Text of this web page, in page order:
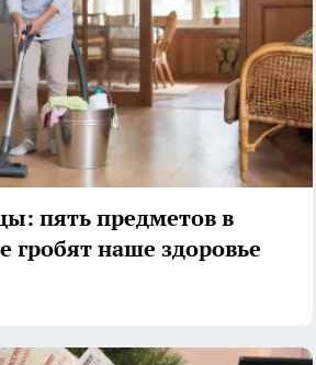
пять предметов в
гробят наше здоровье